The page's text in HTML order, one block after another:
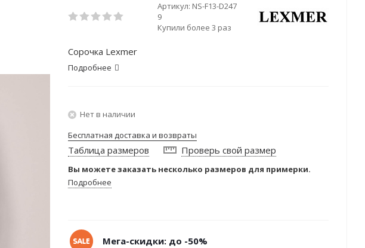
Артикул: NS-F13-D247
9
Купили более 3 раз
Сорочка Lexmer
Подробнее
Нет в наличии
Бесплатная доставка и возвраты
Таблица размеров Проверь свой размер
Вы можете заказать несколько размеров для примерки.
Подробнее
Мега-скидки: до -50%